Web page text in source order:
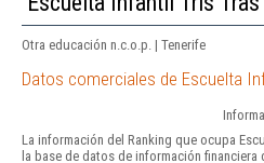
Otra educación n.c.o.p. | Tenerife
Datos comerciales de Escuelta
La información del Ranking que ocupa
la base de datos de información financiera